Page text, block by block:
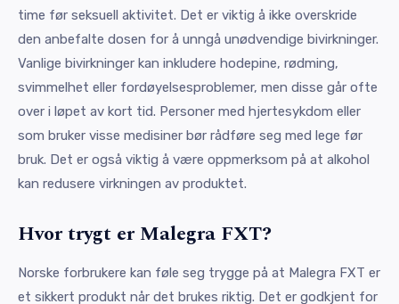
time før seksuell aktivitet. Det er viktig å ikke overskride
den anbefalte dosen for å unngå unødvendige bivirkninger.
Vanlige bivirkninger kan inkludere hodepine, rødming,
svimmelhet eller fordøyelsesproblemer, men disse går ofte
over i løpet av kort tid. Personer med hjertesykdom eller
som bruker visse medisiner bør rådføre seg med lege før
bruk. Det er også viktig å være oppmerksom på at alkohol
kan redusere virkningen av produktet.
Hvor trygt er Malegra FXT?
Norske forbrukere kan føle seg trygge på at Malegra FXT er
et sikkert produkt når det brukes riktig. Det er godkjent for